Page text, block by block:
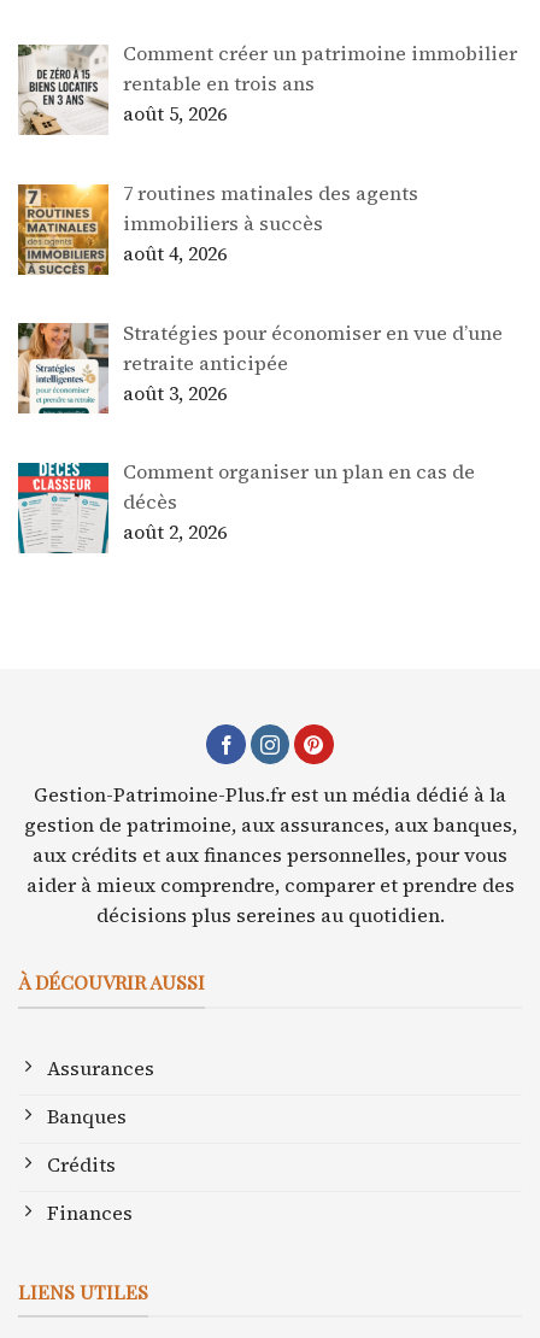
Comment créer un patrimoine immobilier
rentable en trois ans
août 5, 2026
7 routines matinales des agents
immobiliers à succès
août 4, 2026
Stratégies pour économiser en vue d’une
retraite anticipée
août 3, 2026
Comment organiser un plan en cas de
décès
août 2, 2026
Gestion-Patrimoine-Plus.fr est un média dédié à la
gestion de patrimoine, aux assurances, aux banques,
aux crédits et aux finances personnelles, pour vous
aider à mieux comprendre, comparer et prendre des
décisions plus sereines au quotidien.
À DÉCOUVRIR AUSSI
Assurances
Banques
Crédits
Finances
LIENS UTILES